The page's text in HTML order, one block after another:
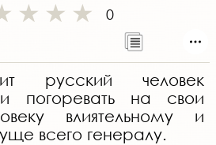
0
русский человек
и погоревать на свои
влиятельному и
всего генералу.